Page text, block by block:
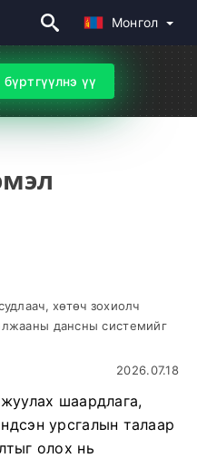
Монгол
үү
хөтөч зохиолч
дансны системийг
2026.07.18
шаардлага,
урсгалын талаар
олох нь